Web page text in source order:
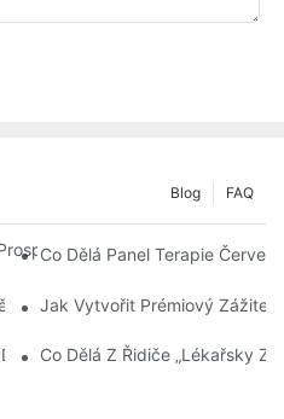
FAQ
Blog
Z Terapie Červeným
Co Dělá Panel Terapie
Jak Dlouho Trvá, Než Se
Jak Vytvořit Prémiový Zážitek
Jak Společnost Sunsred
Co Dělá Z Řidiče „lékařsky